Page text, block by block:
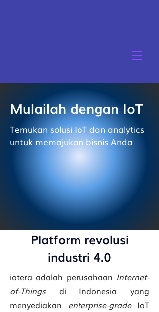
Mulailah dengan IoT
Temukan solusi IoT dan analytics
untuk memajukan bisnis Anda
Platform revolusi
industri 4.0
iotera adalah perusahaan Internet-
of-Things di Indonesia yang
menyediakan enterprise-grade IoT